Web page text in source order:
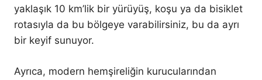
yaklaşık 10 km’lik bir yürüyüş, koşu ya da bisiklet
rotasıyla da bu bölgeye varabilirsiniz, bu da ayrı
bir keyif sunuyor.
Ayrıca, modern hemşireliğin kurucularından